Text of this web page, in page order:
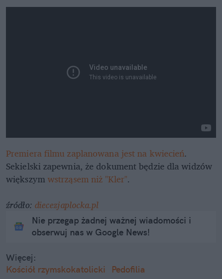
Premiera filmu zaplanowana jest na kwiecień.
Sekielski zapewnia, że dokument będzie dla widzów
większymwstrząsem niż "Kler".
źródło: diecezjaplocka.pl
Nie przegap żadnej ważnej wiadomości i
obserwuj nas w Google News!
Więcej:
Kościół rzymskokatolicki
Pedofilia